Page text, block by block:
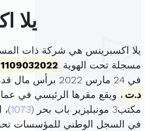
يلا
يلا اكسبرينس هي شركة ذات
مسجلة تحت الهوية
في 24 مارس 2022 برأس مال قدره
د.ت
مكتب3 مونبليزير باب بحر (
1073)،
في السجل الوطني للمؤسسات